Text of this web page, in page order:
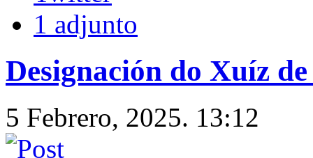
1 adjunto
Designación do Xuíz
5 Febrero, 2025. 13:12